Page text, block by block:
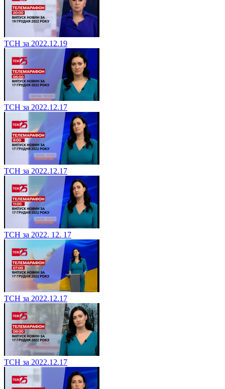
ТСН за 2022.12.19
ТСН за 2022.12.17
ТСН за 2022.12.17
ТСН за 2022. 12. 17
ТСН за 2022.12.17
ТСН за 2022.12.17